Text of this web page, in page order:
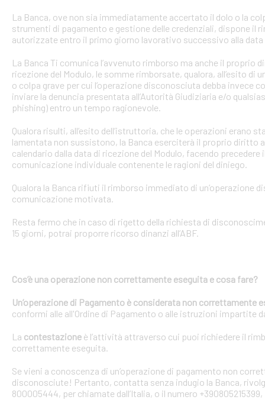
La Banca, ove non sia immediatamente accertato il dolo o la
strumenti di pagamento e gestione delle credenziali, dispone il
autorizzate entro il primo giorno lavorativo successivo alla data
La Banca Ti comunica l’avvenuto rimborso ma anche il proprio
ricezione del Modulo, le somme rimborsate, qualora, all’esito
o colpa grave per cui l’operazione disconosciuta debba invece
inviare la denuncia presentata all’Autorità Giudiziaria e/o
phishing) entro un tempo ragionevole.
Qualora risulti, all’esito dell’istruttoria, che le operazioni erano
lamentata non sussistono, la Banca eserciterà il proprio diritto
calendario dalla data di ricezione del Modulo, facendo
comunicazione individuale contenente le ragioni del diniego.
Qualora la Banca rifiuti il rimborso immediato di un’operazione
comunicazione motivata.
Resta fermo che in caso di rigetto della richiesta di
15 giorni, potrai proporre ricorso dinanzi all’ABF.
Cos’è una operazione non correttamente eseguita e cosa fare?
Un’operazione di Pagamento è considerata non correttamente
conformi alle all'Ordine di Pagamento o alle istruzioni impartite
La contestazione è l’attività attraverso cui puoi richiedere il
correttamente eseguita.
Se vieni a conoscenza di un’operazione di pagamento non
disconosciute! Pertanto, contatta senza indugio la Banca,
800005444, per chiamate dall’Italia, o il numero